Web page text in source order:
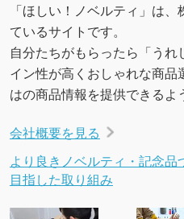
「ほしい！ノベルティ」は
ているサイトです。
自分たちがもらったら「う
イン性が高くおしゃれな商
はの商品情報を提供できるよ
会社概要を見る
より良きノベルティ・記念品
目指した取り組み